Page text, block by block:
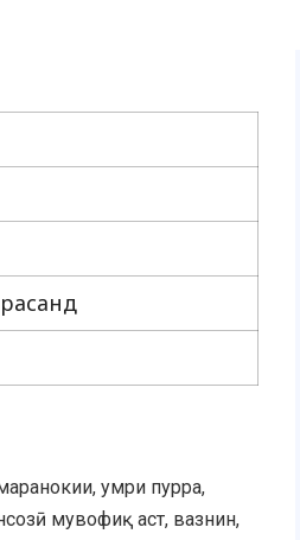
умри пурра,
мувофиқ аст, вазнин,